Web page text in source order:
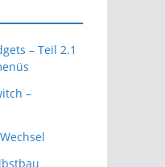
– Teil 2.1
–